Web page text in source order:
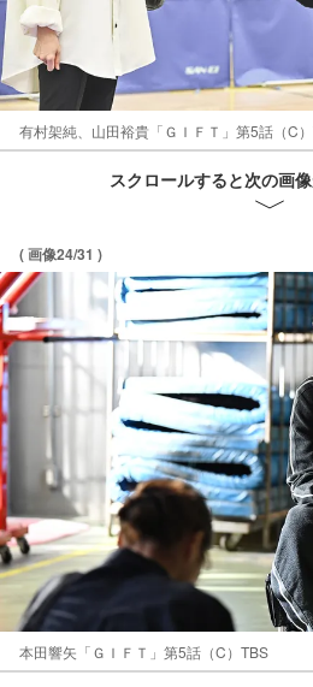
有村架純、山田裕貴「ＧＩＦＴ」第5話（C
スクロールすると次の画
( 画像24/31 )
本田響矢「ＧＩＦＴ」第5話（C）TBS